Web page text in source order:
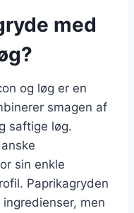
med
og løg er en
smagen af
saftige løg.
sin enkle
Paprikagryden
men